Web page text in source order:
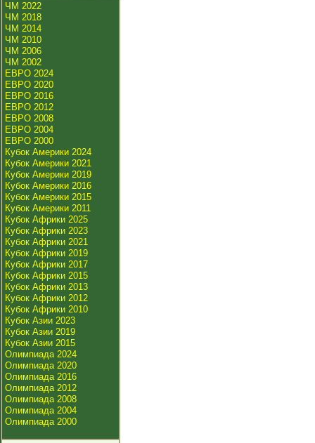
ЧМ 2022
ЧМ 2018
ЧМ 2014
ЧМ 2010
ЧМ 2006
ЧМ 2002
ЕВРО 2024
ЕВРО 2020
ЕВРО 2016
ЕВРО 2012
ЕВРО 2008
ЕВРО 2004
ЕВРО 2000
Кубок Америки 2024
Кубок Америки 2021
Кубок Америки 2019
Кубок Америки 2016
Кубок Америки 2015
Кубок Америки 2011
Кубок Африки 2025
Кубок Африки 2023
Кубок Африки 2021
Кубок Африки 2019
Кубок Африки 2017
Кубок Африки 2015
Кубок Африки 2013
Кубок Африки 2012
Кубок Африки 2010
Кубок Азии 2023
Кубок Азии 2019
Кубок Азии 2015
Олимпиада 2024
Олимпиада 2020
Олимпиада 2016
Олимпиада 2012
Олимпиада 2008
Олимпиада 2004
Олимпиада 2000